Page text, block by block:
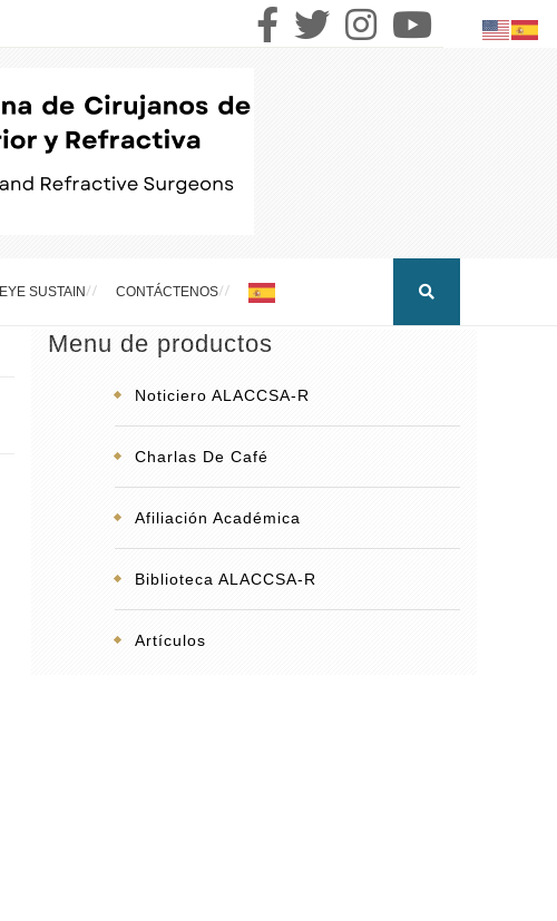
EYE SUSTAIN CONTÁCTENOS
Menu de productos
Noticiero ALACCSA-R
Charlas De Café
Afiliación Académica
Biblioteca ALACCSA-R
Artículos